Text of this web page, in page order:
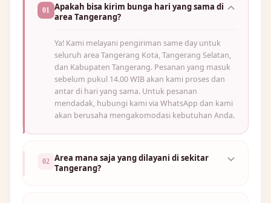
🌼
🌷
01
Apakah bisa kirim bunga hari yang sama di
area Tangerang?
Ya! Kami melayani pengiriman same day untuk
seluruh area Tangerang Kota, Tangerang Selatan,
dan Kabupaten Tangerang. Pesanan yang masuk
sebelum pukul 14.00 WIB akan kami proses dan
antar di hari yang sama. Untuk pesanan
mendadak, hubungi kami via WhatsApp dan kami
akan berusaha mengakomodasi kebutuhan Anda.
02 Area mana saja yang dilayani di sekitar
Tangerang?